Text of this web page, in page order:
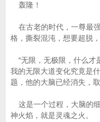
轰隆！
在古老的时代，一尊最
格，撕裂混沌，想要超脱
“无限，无极限，什么才
我的无限大道变化究竟是
题，他的大脑已经消失，
这是一个过程，大脑的
神火焰，就是灵魂之火。